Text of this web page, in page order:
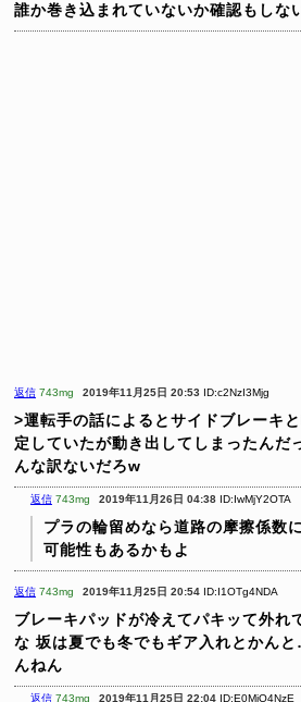
誰か巻き込まれていないか確認もしな
返信 743mg 2019年11月25日 20:53 ID:c2NzI3Mjg
>運転手の話によるとサイドブレーキ
定していたが動き出してしまったんだ
んな訳ないだろw
返信 743mg 2019年11月26日 04:38 ID:IwMjY2OTA
プラの輪留めなら道路の摩擦係数
可能性もあるかもよ
返信 743mg 2019年11月25日 20:54 ID:I1OTg4NDA
ブレーキパッドが冷えてパキッて外れ
な 坂は夏でも冬でもギア入れとかん
んねん
返信 743mg 2019年11月25日 22:04 ID:E0MjQ4NzE